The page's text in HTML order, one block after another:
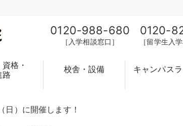
0120-988-680
［入学相談窓口］
0120-
［留学生入
格・
路
校舎・設備 キャンパス
）に開催します！